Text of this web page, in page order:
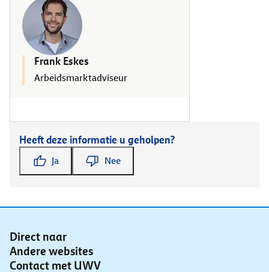
Frank Eskes
Arbeidsmarktadviseur
Heeft deze informatie u geholpen?
Ja Nee
Direct naar
Andere websites
Contact met UWV